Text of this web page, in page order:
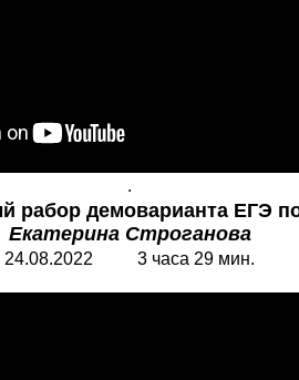
.
рабор демоварианта ЕГЭ
Екатерина Строганова
24.08.2022 3 часа 29 мин.